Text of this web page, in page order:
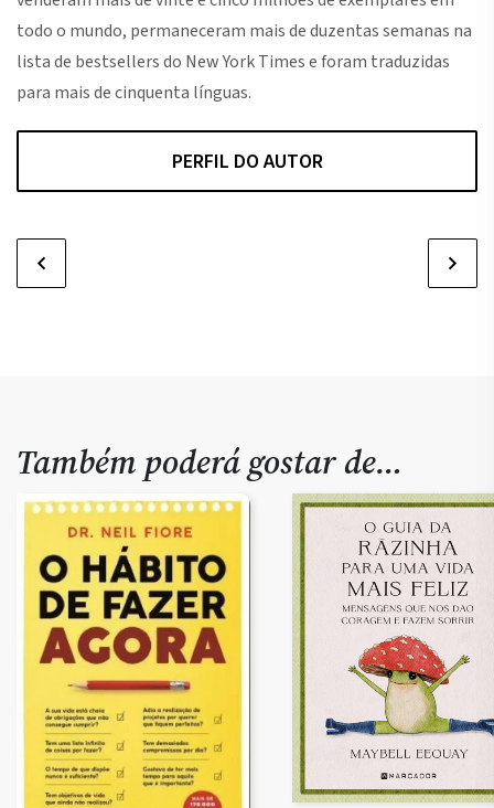
todo o mundo, permaneceram mais de duzentas semanas na
lista de bestsellers do New York Times e foram traduzidas
para mais de cinquenta línguas.
PERFIL DO AUTOR
Também poderá gostar de…